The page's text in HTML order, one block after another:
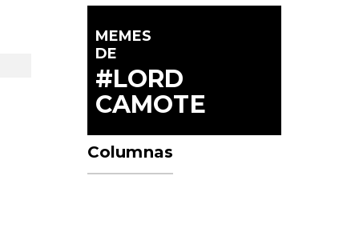
MEMES
DE
#LORD
CAMOTE
Columnas